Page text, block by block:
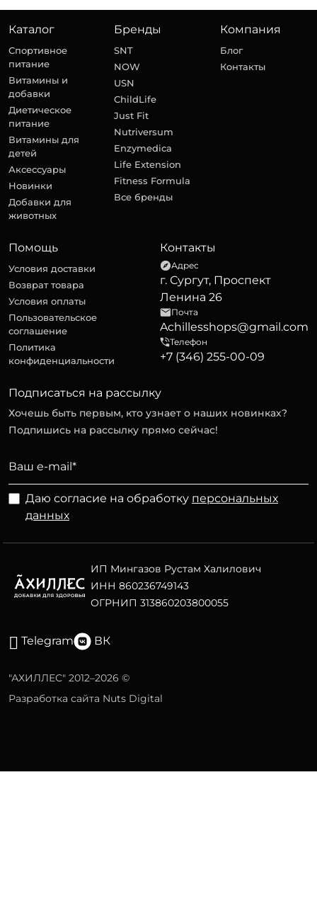
Каталог
Спортивное
питание
Витамины и
добавки
Диетическое
питание
Витамины для
детей
Аксессуары
Новинки
Добавки для
животных
Бренды
SNT
NOW
USN
ChildLife
Just Fit
Nutriversum
Enzymedica
Life Extension
Fitness Formula
Все бренды
Компания
Блог
Контакты
Помощь
Условия доставки
Возврат товара
Условия оплаты
Пользовательское
соглашение
Политика
конфиденциальности
Контакты
Адрес
г. Сургут, Проспект
Ленина 26
Почта
Achillesshops@gmail.com
Телефон
+7 (346) 255-00-09
Подписаться на рассылку
Хочешь быть первым, кто узнает о наших новинках?
Подпишись на рассылку прямо сейчас!
Даю согласие на обработку персональных
данных
ИП Мингазов Рустам Халилович
ИНН 860236749143
ОГРНИП 313860203800055
Telegram ВК
"АХИЛЛЕС" 2012–2026 ©
Разработка сайта Nuts Digital